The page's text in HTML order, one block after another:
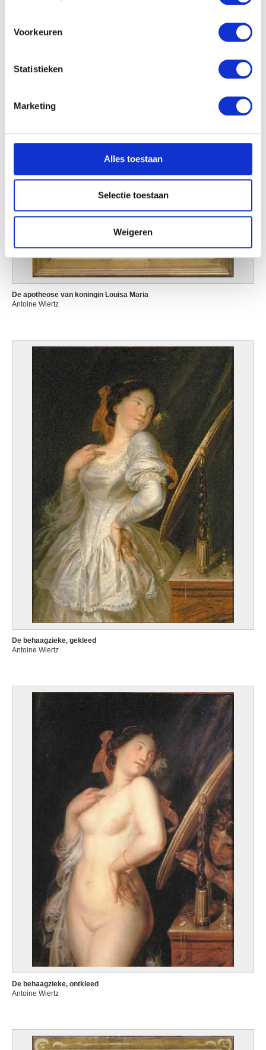
locatie, die tot een paar meter nauwkeurig kan zijn
scannen op specifieke eigenschappen (fingerprinting)
detailgedeeltein.
U kunt uw toestemming op elk moment wijzigen of
We gebruiken cookies om content en advertenties te
personaliseren, om functies voor social media te bieden
en om ons websiteverkeer te analyseren. Ook delen we
informatie over uw gebruik van onze site met onze
partners voor social media, adverteren en analyse. Deze
verzameld op basis van uw gebruik van hun services.
Voorkeuren
Statistieken
Marketing
Alles toestaan
Selectie toestaan
Weigeren
De apotheose van koningin Louisa Maria
Antoine Wiertz
De behaagzieke, gekleed
Antoine Wiertz
De behaagzieke, ontkleed
Antoine Wiertz